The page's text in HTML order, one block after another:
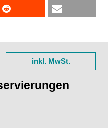
inkl. MwSt.